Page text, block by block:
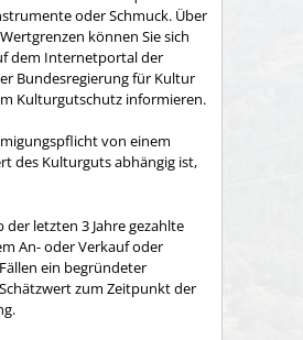
oder Schmuck. Über
können Sie sich
dem Internetportal der
Bundesregierung für Kultur
Kulturgutschutz informieren.
von einem
des Kulturguts abhängig ist,
letzten 3 Jahre gezahlte
An- oder Verkauf oder
ein begründeter
zum Zeitpunkt der